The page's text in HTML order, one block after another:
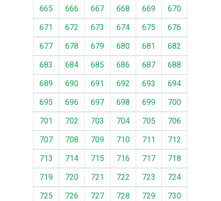
665
666 667 668 669
670
671
672 673 674 675
676
677
678 679 680 681
682
683
684 685 686 687
688
689
690 691 692 693
694
695
696 697 698 699
700
701
702 703 704 705
706
707
708 709 710 711
712
713
714 715 716 717
718
719
720 721 722 723
724
725
726 727 728 729 730